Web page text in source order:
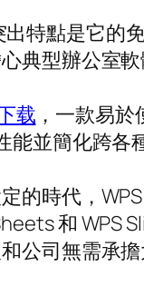
出特點是它的
典型辦公室
载 ，一款易
並簡化跨各
的時代，
和 WPS
公司無需承擔